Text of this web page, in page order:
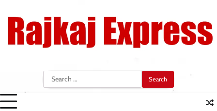
content
Search
for: